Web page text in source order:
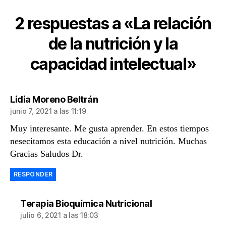
2 respuestas a «La relación
de la nutrición y la
capacidad intelectual»
Lidia Moreno Beltrándice:
junio 7, 2021 a las 11:19
Muy interesante. Me gusta aprender. En estos tiempos
nesecitamos esta educación a nivel nutrición. Muchas
Gracias Saludos Dr.
RESPONDER
Terapia Bioquímica Nutricionaldice:
julio 6, 2021 a las 18:03